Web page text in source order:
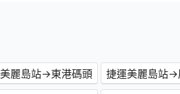
麗島站→東港碼頭 捷運美麗島站→